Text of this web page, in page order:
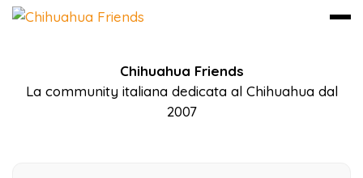
Chihuahua Friends
La community italiana dedicata al Chihuahua dal
2007